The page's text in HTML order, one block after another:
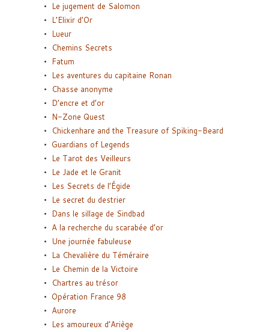
Le jugement de Salomon
L’Elixir d’Or
Lueur
Chemins Secrets
Fatum
Les aventures du capitaine Ronan
Chasse anonyme
D’encre et d’or
N-Zone Quest
Chickenhare and the Treasure of Spiking-Beard
Guardians of Legends
Le Tarot des Veilleurs
Le Jade et le Granit
Les Secrets de l’Égide
Le secret du destrier
Dans le sillage de Sindbad
A la recherche du scarabée d’or
Une journée fabuleuse
La Chevalière du Téméraire
Le Chemin de la Victoire
Chartres au trésor
Opération France 98
Aurore
Les amoureux d’Ariège